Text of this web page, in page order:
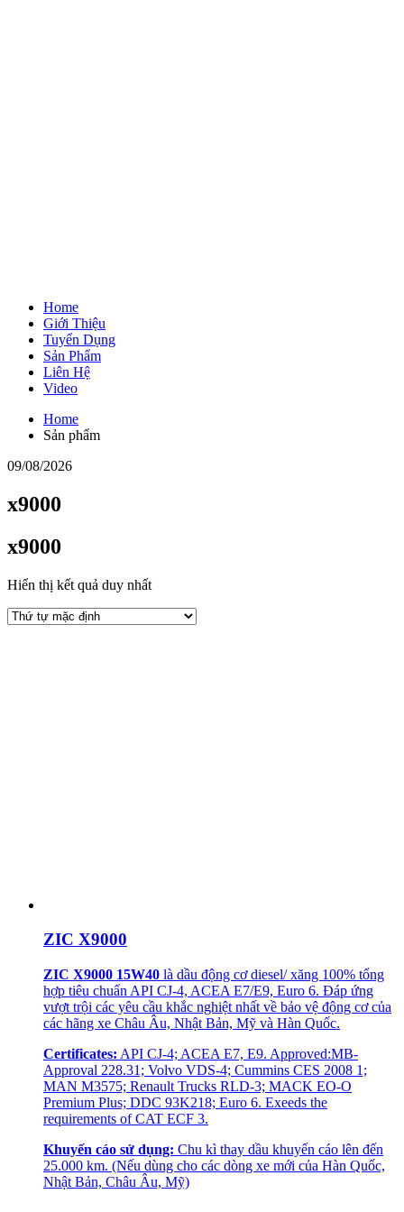
Home
Giới Thiệu
Tuyển Dụng
Sản Phẩm
Liên Hệ
Video
Home
Sản phẩm
09/08/2026
x9000
x9000
Hiển thị kết quả duy nhất
ZIC X9000
ZIC X9000 15W40 là dầu động cơ diesel/ xăng 100% tổng
hợp tiêu chuẩn API CJ-4, ACEA E7/E9, Euro 6. Đáp ứng
vượt trội các yêu cầu khắc nghiệt nhất về bảo vệ động cơ của
các hãng xe Châu Âu, Nhật Bản, Mỹ và Hàn Quốc.
Certificates: API CJ-4; ACEA E7, E9. Approved:MB-
Approval 228.31; Volvo VDS-4; Cummins CES 2008 1;
MAN M3575; Renault Trucks RLD-3; MACK EO-O
Premium Plus; DDC 93K218; Euro 6. Exeeds the
requirements of CAT ECF 3.
Khuyến cáo sử dụng: Chu kì thay dầu khuyến cáo lên đến
25.000 km. (Nếu dùng cho các dòng xe mới của Hàn Quốc,
Nhật Bản, Châu Âu, Mỹ)